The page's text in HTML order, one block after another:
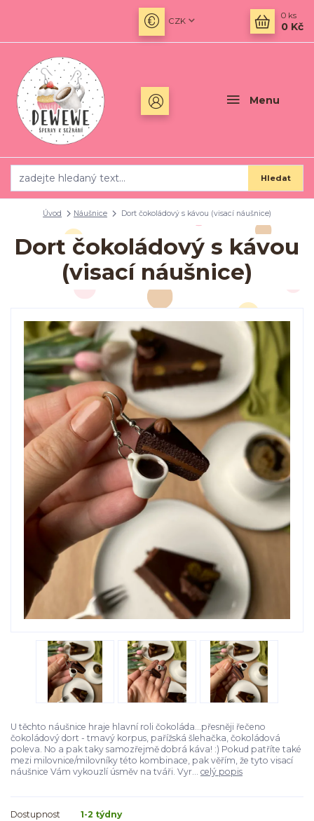
Menu
CZK
Hledat
0 ks
0 Kč
Úvod Náušnice Dort čokoládový s kávou (visací náušnice)
Dort čokoládový s kávou
(visací náušnice)
U těchto náušnice hraje hlavní roli čokoláda...přesněji řečeno
čokoládový dort - tmavý korpus, pařížská šlehačka, čokoládová
poleva. No a pak taky samozřejmě dobrá káva! :) Pokud patříte také
mezi milovnice/milovníky této kombinace, pak věřím, že tyto visací
náušnice Vám vykouzlí úsměv na tváři. Vyr... celý popis
Dostupnost 1-2 týdny